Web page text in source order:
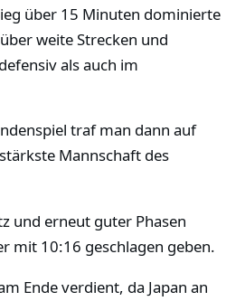
über 15 Minuten dominierte
weite Strecken und
als auch im
traf man dann auf
Mannschaft des
und erneut guter Phasen
mit 10:16 geschlagen geben.
Ende verdient, da Japan an